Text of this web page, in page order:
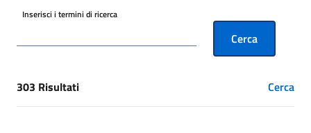
Inserisci i termini di ricerca
Cerca
[results] Risultati
303 Risultati Cerca